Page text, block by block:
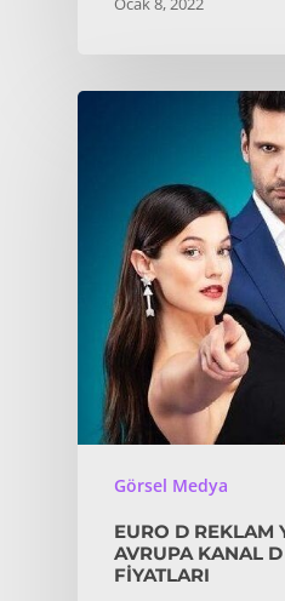
Görsel Medya
EURO D REKLAM
AVRUPA KANAL
FIYATLARI